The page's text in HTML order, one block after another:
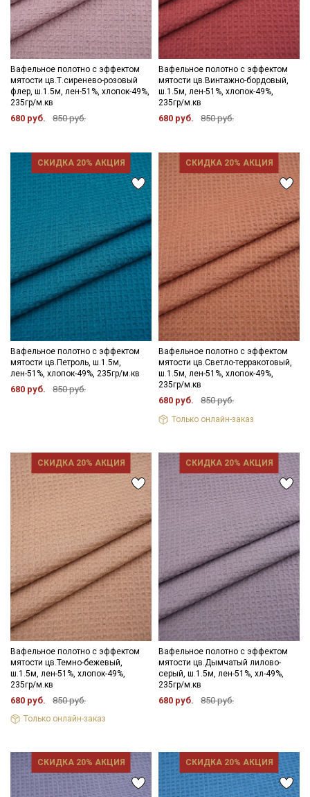
Вафельное полотно с эффектом
мятости цв.Т.сиренево-розовый
флер, ш.1.5м, лен-51%, хлопок-49%,
235гр/м.кв
680 руб. 850 руб.
Вафельное полотно с эффектом
мятости цв.Винтажно-бордовый,
ш.1.5м, лен-51%, хлопок-49%,
235гр/м.кв
680 руб. 850 руб.
СКИДКА 20% АКЦИЯ
Вафельное полотно с эффектом
мятости цв.Петроль, ш.1.5м,
лен-51%, хлопок-49%, 235гр/м.кв
680 руб. 850 руб.
СКИДКА 20% АКЦИЯ
Вафельное полотно с эффектом
мятости цв.Светло-терракотовый,
ш.1.5м, лен-51%, хлопок-49%,
235гр/м.кв
680 руб. 850 руб.
Только онлайн-заказ
СКИДКА 20% АКЦИЯ
Вафельное полотно с эффектом
мятости цв.Темно-бежевый,
ш.1.5м, лен-51%, хлопок-49%,
235гр/м.кв
680 руб. 850 руб.
Только онлайн-заказ
СКИДКА 20% АКЦИЯ
Вафельное полотно с эффектом
мятости цв.Дымчатый лилово-
серый, ш.1.5м, лен-51%, хл-49%,
235гр/м.кв
680 руб. 850 руб.
СКИДКА 20% АКЦИЯ СКИДКА 20% АКЦИЯ